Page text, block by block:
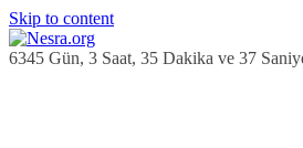
Skip to content
6345 Gün, 3 Saat, 35 Dakika ve 38